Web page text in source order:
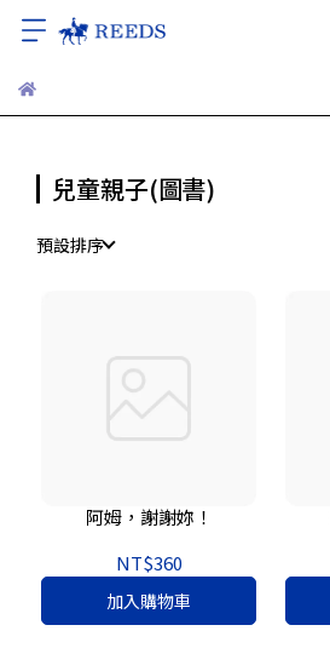
兒童親子(圖書)
預設排序
阿姆，謝謝妳！
NT$360
加入購物車